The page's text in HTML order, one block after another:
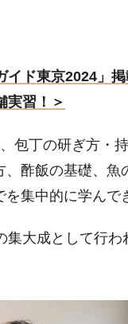
イド東京2024」掲
実習！＞
包丁の研ぎ方・
、酢飯の基礎、魚
集中的に学んで
集大成として行わ